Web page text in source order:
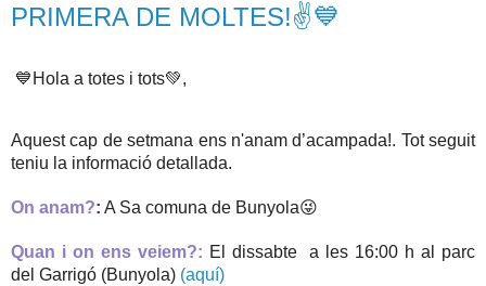
PRIMERA DE MOLTES!✌💙
💙 Hola a totes i tots💚,
Aquest cap de setmana ens n'anam d’acampada!. Tot seguit
teniu la informació detallada.
On anam?: A Sa comuna de Bunyola😜
Quan i on ens veiem?: El dissabte a les 16:00 h al parc
del Garrigó (Bunyola) (aquí)